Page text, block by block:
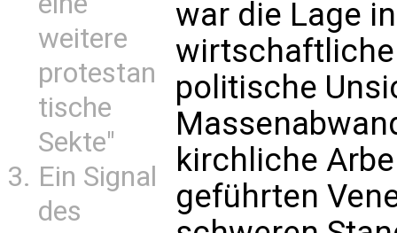
weitere
protestan
tische
Sekte"
Ein Signal
des
war die Lage
politische
kirchliche
geführten